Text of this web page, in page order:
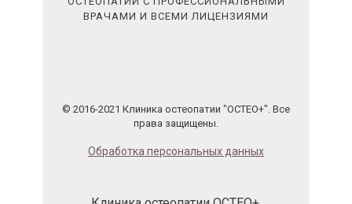
ВРАЧАМИ И ВСЕМИ ЛИЦЕНЗИЯМИ
© 2016-2021 Клиника остеопатии "ОСТЕО+". Все
права защищены.
Обработка персональных данных